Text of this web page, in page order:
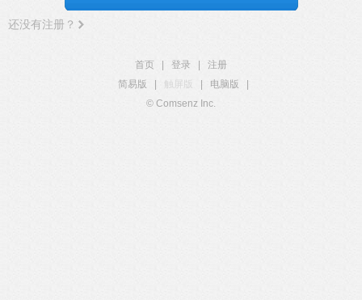
还没有注册？
首页 登录
注册
简易版
触屏版 电脑版
© Comsenz Inc.